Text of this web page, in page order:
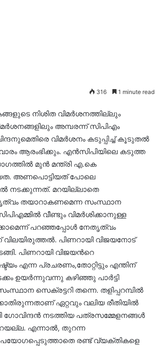
316 1 minute read
നിശിത വിമർശനത്തില്ലും
അമ്പരന്ന് സിപിഎം
വിമർശനം കടുപ്പിച്ച് കൂടുതല്‍
ആരംഭിക്കും. എൻസിപിയിലെ കടുത്ത
മുൻ മന്ത്രി എ.കെ
അണപൊട്ടിയത് പോലെ
നടക്കുന്നത്. മറയില്ലാതെ
തയാറാകണമെന്ന സംസ്ഥാന
വീണ്ടും വിമർശിക്കാനുള്ള
പറഞ്ഞപ്പോൾ നേതൃത്വം
വിലയിരുത്തൽ. പിണറായി വിജയനോട്
പിണറായി വിജയൻറെ
എന്ന പ്രചരണം,തോറ്റിട്ടും എന്തിന്
ഉയർന്നുവന്നു കഴിഞ്ഞു പാർട്ടി
സെക്രട്ടറി തന്നെ. തളിപ്പറമ്പിൽ
ഏറ്റവും വലിയ രീതിയിൽ
ഗോവിന്ദൻ നടത്തിയ പത്രസമ്മേളനങ്ങൾ
എന്നാൽ, തുറന്ന
രണ്ട് വ്യക്തികളെ